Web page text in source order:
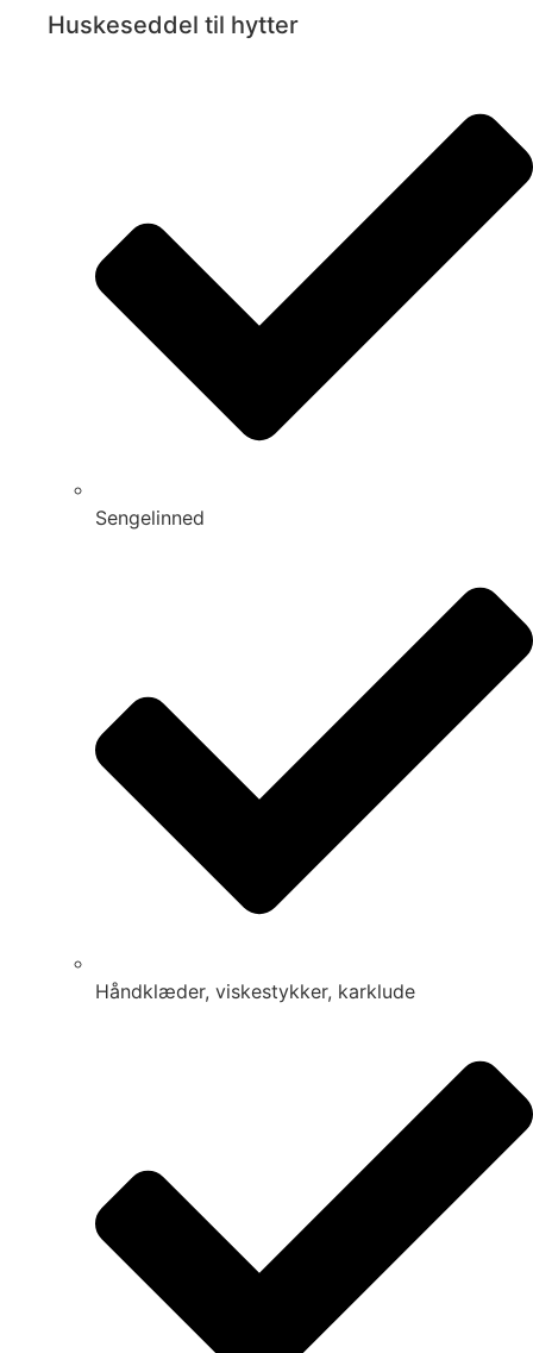
Huskeseddel til hytter
Sengelinned
Håndklæder, viskestykker, karklude